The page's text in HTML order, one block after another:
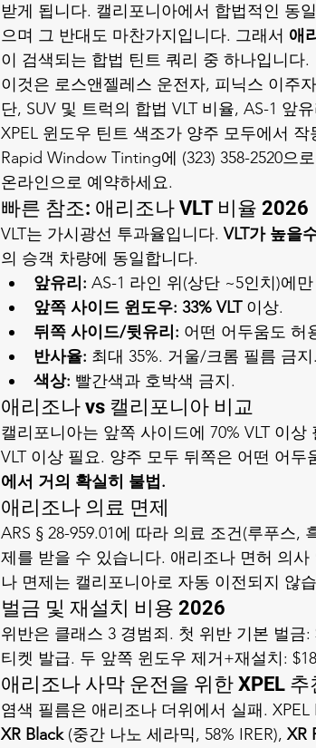
받게 됩니다. 캘리포니아에서 합법적인 동
으며 그 반대도 마찬가지입니다. 그래서 애
이 검색되는 합법 틴트 쿼리 중 하나입니다.
이것은 로스앤젤레스 운전자, 피닉스 이주
단, SUV 및 트럭의 합법 VLT 비율, AS-1 앞
XPEL 윈도우 틴트 색조가 양주 모두에서 작
Rapid Window Tinting에 (323) 358-2520으
온라인으로 예약하세요.
빠른 참조: 애리조나 VLT 비율 2026
VLT는 가시광선 투과율입니다. VLT가 높을
의 승객 차량에 동일합니다.
앞유리: AS-1 라인 위(상단 ~5인치)에
앞쪽 사이드 윈도우: 33% VLT 이상.
뒤쪽 사이드/뒷유리: 어떤 어두움도 허
반사율: 최대 35%. 거울/크롬 필름 금지.
색상: 빨간색과 호박색 금지.
애리조나 vs 캘리포니아 비교
캘리포니아는 앞쪽 사이드에 70% VLT 이상
VLT 이상 필요. 양주 모두 뒤쪽은 어떤 어두
에서 거의 확실히 불법.
애리조나 의료 면제
ARS § 28-959.01에 따라 의료 조건(루푸스,
제를 받을 수 있습니다. 애리조나 면허 의
나 면제는 캘리포니아로 자동 이전되지 않
벌금 및 재설치 비용 2026
위반은 클래스 3 경범죄. 첫 위반 기본 벌금:
티켓 발급. 두 앞쪽 윈도우 제거+재설치:
애리조나 사막 운전을 위한 XPEL 추
염색 필름은 애리조나 더위에서 실패. XPEL
XR Black (중간 나노 세라믹, 58% IRER), XR